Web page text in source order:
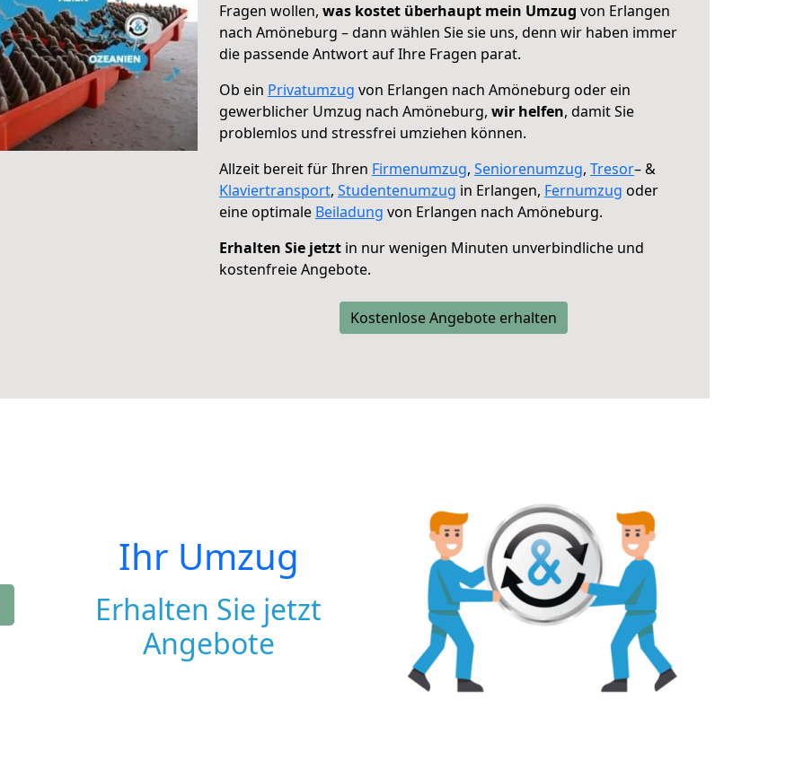
Fragen wollen, was kostet überhaupt mein Umzug von Erlangen
nach Amöneburg – dann wählen Sie sie uns, denn wir haben immer
die passende Antwort auf Ihre Fragen parat.
Ob ein Privatumzug von Erlangen nach Amöneburg oder ein
gewerblicher Umzug nach Amöneburg, wir helfen, damit Sie
problemlos und stressfrei umziehen können.
Allzeit bereit für Ihren Firmenumzug, Seniorenumzug, Tresor– &
Klaviertransport, Studentenumzug in Erlangen, Fernumzug oder
eine optimale Beiladung von Erlangen nach Amöneburg.
Erhalten Sie jetzt in nur wenigen Minuten unverbindliche und
kostenfreie Angebote.
Kostenlose Angebote erhalten
Ihr Umzug
Erhalten Sie jetzt
Angebote